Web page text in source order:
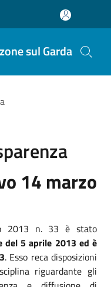
sul Garda
14 marzo
2013 n. 33 è stato
del 5 aprile 2013 ed è
. Esso reca disposizioni
riguardante gli